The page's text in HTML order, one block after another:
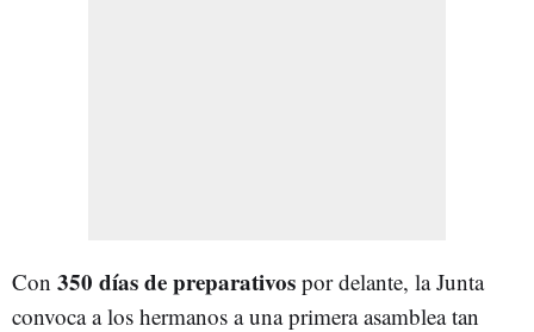
Con 350 días de preparativos por delante, la Junta
convoca a los hermanos a una primera asamblea tan